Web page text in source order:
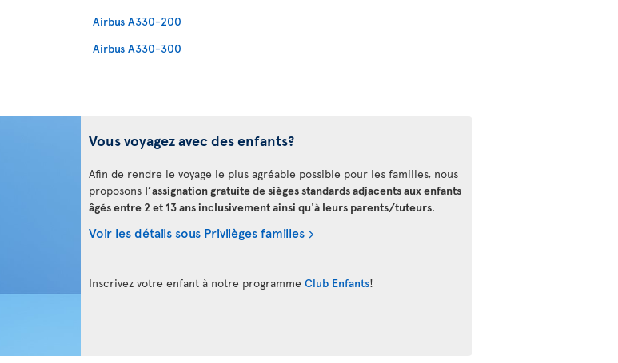
Airbus A330-200
Airbus A330-300
Vous voyagez avec des enfants?
Afin de rendre le voyage le plus agréable possible pour les familles, nous
proposons l’assignation gratuite de sièges standards adjacents aux enfants
âgés entre 2 et 13 ans inclusivement ainsi qu'à leurs parents/tuteurs.
Voir les détails sous Privilèges familles
Inscrivez votre enfant à notre programme Club Enfants!